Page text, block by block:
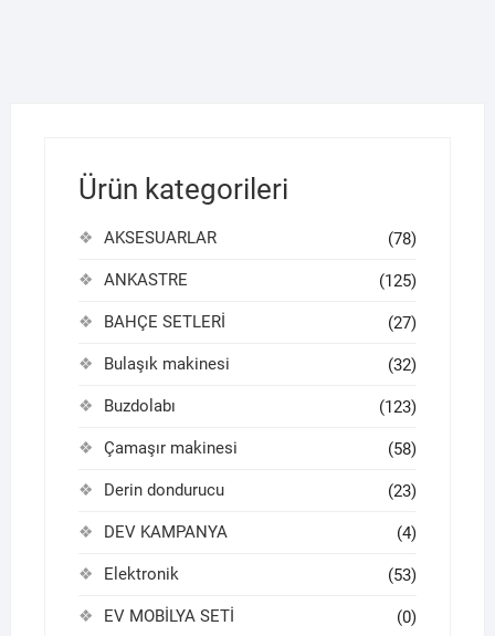
Ürün kategorileri
AKSESUARLAR (78)
ANKASTRE (125)
BAHÇE SETLERİ (27)
Bulaşık makinesi (32)
Buzdolabı (123)
Çamaşır makinesi (58)
Derin dondurucu (23)
DEV KAMPANYA (4)
Elektronik (53)
EV MOBİLYA SETİ (0)